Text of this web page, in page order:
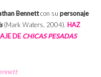
Bennettcon su personaje
(Mark Waters, 2004). HAZ
DE CHICAS PESADAS